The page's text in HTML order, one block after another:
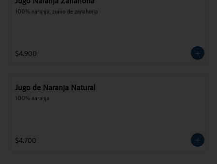
100% naranja, zumo de zanahoria
$4.900
Jugo de Naranja Natural
100% naranja
$4.700